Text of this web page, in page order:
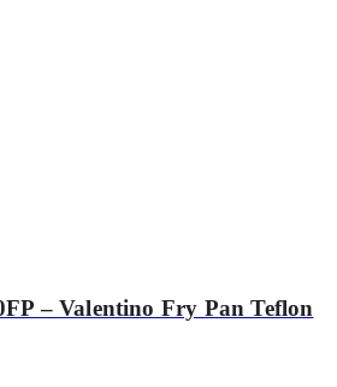
– Valentino Fry Pan Teflon